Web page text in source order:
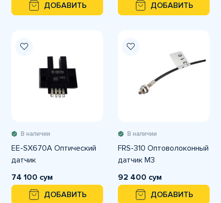
ДОБАВИТЬ
ДОБАВИТЬ
В наличии
EE-SX670A Оптический
датчик
74 100 сум
ДОБАВИТЬ
В наличии
FRS-310 Оптоволоконный
датчик М3
92 400 сум
ДОБАВИТЬ